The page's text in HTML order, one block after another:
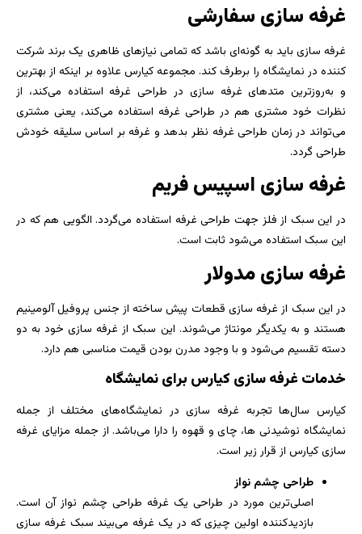
غرفه سازی سفارشی
غرفه سازی باید به گونه‌ای باشد که تمامی نیازهای ظاهری یک برند شرکت
کننده در نمایشگاه را برطرف کند. مجموعه کیارس علاوه بر اینکه از بهترین
و به‌روزترین متدهای غرفه سازی در طراحی غرفه استفاده می‌کند، از
نظرات خود مشتری هم در طراحی غرفه استفاده می‌کند، یعنی مشتری
می‌تواند در زمان طراحی غرفه نظر بدهد و غرفه بر اساس سلیقه خودش
طراحی گردد.
غرفه سازی اسپیس فریم
در این سبک از فلز جهت طراحی غرفه استفاده می‌گردد. الگویی هم که در
این سبک استفاده می‌شود ثابت است.
غرفه سازی مدولار
در این سبک از غرفه سازی قطعات پیش ساخته از جنس پروفیل آلومینیم
هستند و به یکدیگر مونتاژ می‌شوند. این سبک از غرفه سازی خود به دو
دسته تقسیم می‌شود و با وجود مدرن بودن قیمت مناسبی هم دارد.
خدمات غرفه سازی کیارس برای نمایشگاه
کیارس سال‌ها تجربه غرفه سازی در نمایشگاه‌های مختلف از جمله
نمایشگاه نوشیدنی ها، چای و قهوه را دارا می‌باشد. از جمله مزایای غرفه
سازی کیارس از قرار زیر است.
طراحی چشم نواز
اصلی‌ترین مورد در طراحی یک غرفه طراحی چشم نواز آن است.
بازدیدکننده اولین چیزی که در یک غرفه می‌بیند سبک غرفه سازی